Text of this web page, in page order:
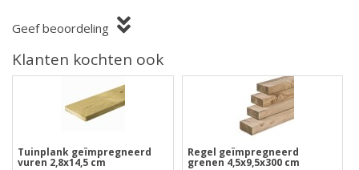
Geef beoordeling
Klanten kochten ook
Tuinplank geïmpregneerd
vuren 2,8x14,5 cm
Regel geïmpregneerd
grenen 4,5x9,5x300 cm